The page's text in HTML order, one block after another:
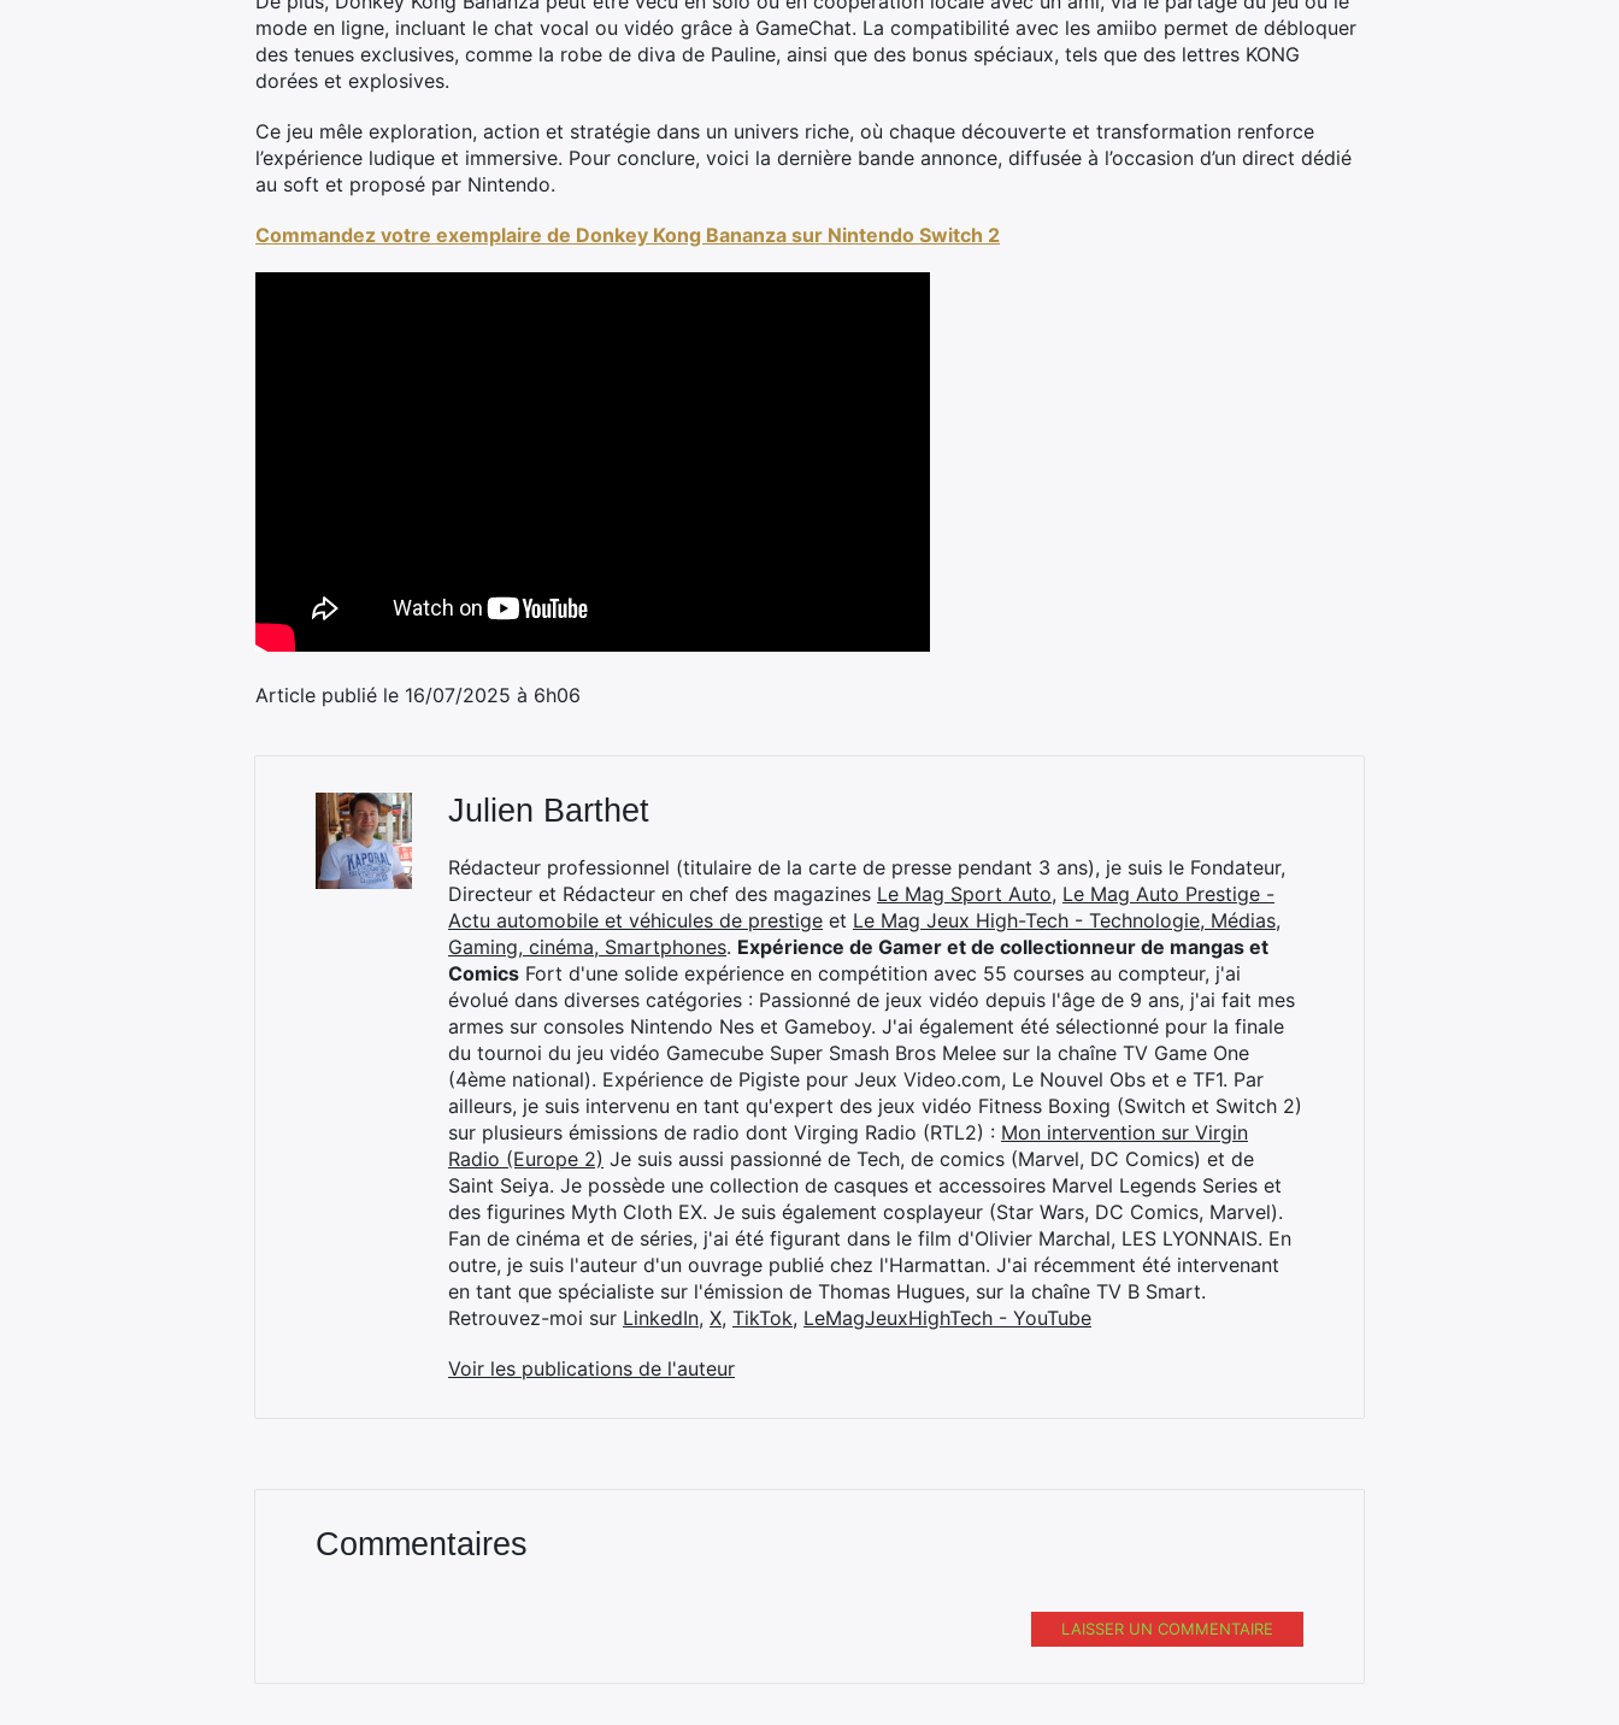
mode en ligne, incluant le chat vocal ou vidéo grâce à GameChat. La compatibilité avec les amiibo permet de débloquer
des tenues exclusives, comme la robe de diva de Pauline, ainsi que des bonus spéciaux, tels que des lettres KONG
dorées et explosives.
Ce jeu mêle exploration, action et stratégie dans un univers riche, où chaque découverte et transformation renforce
l’expérience ludique et immersive. Pour conclure, voici la dernière bande annonce, diffusée à l’occasion d’un direct dédié
au soft et proposé par Nintendo.
Commandez votre exemplaire de Donkey Kong Bananza sur Nintendo Switch 2
Article publié le 16/07/2025 à 6h06
Julien Barthet
Rédacteur professionnel (titulaire de la carte de presse pendant 3 ans), je suis le Fondateur,
Directeur et Rédacteur en chef des magazines Le Mag Sport Auto, Le Mag Auto Prestige -
Actu automobile et véhicules de prestige et Le Mag Jeux High-Tech - Technologie, Médias,
Gaming, cinéma, Smartphones. Expérience de Gamer et de collectionneur de mangas et
Comics Fort d'une solide expérience en compétition avec 55 courses au compteur, j'ai
évolué dans diverses catégories : Passionné de jeux vidéo depuis l'âge de 9 ans, j'ai fait mes
armes sur consoles Nintendo Nes et Gameboy. J'ai également été sélectionné pour la finale
du tournoi du jeu vidéo Gamecube Super Smash Bros Melee sur la chaîne TV Game One
(4ème national). Expérience de Pigiste pour Jeux Video.com, Le Nouvel Obs et e TF1. Par
ailleurs, je suis intervenu en tant qu'expert des jeux vidéo Fitness Boxing (Switch et Switch 2)
sur plusieurs émissions de radio dont Virging Radio (RTL2) : Mon intervention sur Virgin
Radio (Europe 2) Je suis aussi passionné de Tech, de comics (Marvel, DC Comics) et de
Saint Seiya. Je possède une collection de casques et accessoires Marvel Legends Series et
des figurines Myth Cloth EX. Je suis également cosplayeur (Star Wars, DC Comics, Marvel).
Fan de cinéma et de séries, j'ai été figurant dans le film d'Olivier Marchal, LES LYONNAIS. En
outre, je suis l'auteur d'un ouvrage publié chez l'Harmattan. J'ai récemment été intervenant
en tant que spécialiste sur l'émission de Thomas Hugues, sur la chaîne TV B Smart.
Retrouvez-moi sur LinkedIn, X, TikTok, LeMagJeuxHighTech - YouTube
Voir les publications de l'auteur
Commentaires
LAISSER UN COMMENTAIRE